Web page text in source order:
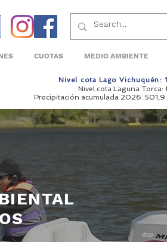
CUOTAS MEDIO AMBIENTE
Nivel cota Laguna Torca:
Precipitación acumulada 2026: 501,9
Nivel cota Lago